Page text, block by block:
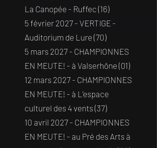
La Canopée - Ruffec (16)
5 février 2027 - VERTIGE -
Auditorium de Lure (70)
5 mars 2027 - CHAMPIONNES
EN MEUTE! - à Valserhône (01)
12 mars 2027 - CHAMPIONNES
EN MEUTE! - à L’espace
culturel des 4 vents (37)
10 avril 2027 - CHAMPIONNES
EN MEUTE! - au Pré des Arts à